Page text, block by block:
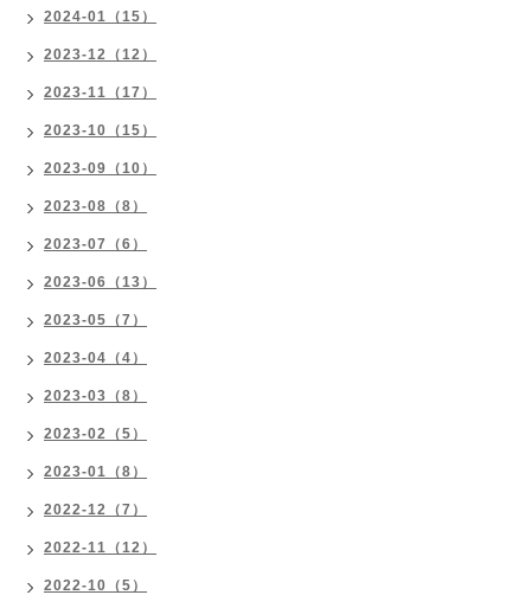
2024-01（15）
2023-12（12）
2023-11（17）
2023-10（15）
2023-09（10）
2023-08（8）
2023-07（6）
2023-06（13）
2023-05（7）
2023-04（4）
2023-03（8）
2023-02（5）
2023-01（8）
2022-12（7）
2022-11（12）
2022-10（5）